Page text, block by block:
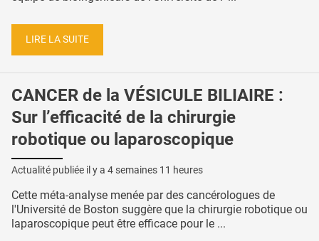
LIRE LA SUITE
CANCER de la VÉSICULE BILIAIRE :
Sur l’efficacité de la chirurgie
robotique ou laparoscopique
Actualité publiée il y a 4 semaines 11 heures
Cette méta-analyse menée par des cancérologues de
l'Université de Boston suggère que la chirurgie robotique ou
laparoscopique peut être efficace pour le ...